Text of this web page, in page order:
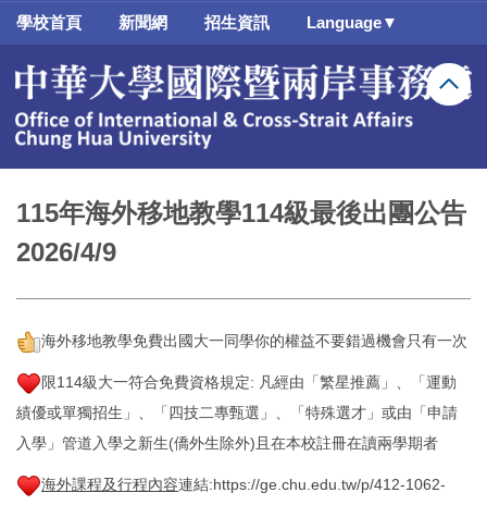
跳
要
容
學校首頁 新聞網 招生資訊 Language▼
115年海外移地教學114級最後出團公告
2026/4/9
海外移地教學免費出國大一同學你的權益不要錯過機會只有一次
限114級大一符合免費資格規定: 凡經由「繁星推薦」、「運動
績優或單獨招生」、「四技二專甄選」、「特殊選才」或由「申請
入學」管道入學之新生(僑外生除外)且在本校註冊在讀兩學期者
海外課程及行程內容連結:https://ge.chu.edu.tw/p/412-1062-